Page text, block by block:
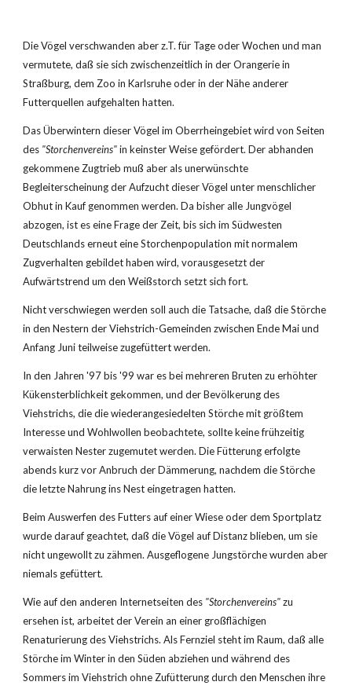
Die Vögel verschwanden aber z.T. für Tage oder Wochen und man
vermutete, daß sie sich zwischenzeitlich in der Orangerie in
Straßburg, dem Zoo in Karlsruhe oder in der Nähe anderer
Futterquellen aufgehalten hatten.
Das Überwintern dieser Vögel im Oberrheingebiet wird von Seiten
des "Storchenvereins" in keinster Weise gefördert. Der abhanden
gekommene Zugtrieb muß aber als unerwünschte
Begleiterscheinung der Aufzucht dieser Vögel unter menschlicher
Obhut in Kauf genommen werden. Da bisher alle Jungvögel
abzogen, ist es eine Frage der Zeit, bis sich im Südwesten
Deutschlands erneut eine Storchenpopulation mit normalem
Zugverhalten gebildet haben wird, vorausgesetzt der
Aufwärtstrend um den Weißstorch setzt sich fort.
Nicht verschwiegen werden soll auch die Tatsache, daß die Störche
in den Nestern der Viehstrich-Gemeinden zwischen Ende Mai und
Anfang Juni teilweise zugefüttert werden.
In den Jahren '97 bis '99 war es bei mehreren Bruten zu erhöhter
Kükensterblichkeit gekommen, und der Bevölkerung des
Viehstrichs, die die wiederangesiedelten Störche mit größtem
Interesse und Wohlwollen beobachtete, sollte keine frühzeitig
verwaisten Nester zugemutet werden. Die Fütterung erfolgte
abends kurz vor Anbruch der Dämmerung, nachdem die Störche
die letzte Nahrung ins Nest eingetragen hatten.
Beim Auswerfen des Futters auf einer Wiese oder dem Sportplatz
wurde darauf geachtet, daß die Vögel auf Distanz blieben, um sie
nicht ungewollt zu zähmen. Ausgeflogene Jungstörche wurden aber
niemals gefüttert.
Wie auf den anderen Internetseiten des "Storchenvereins" zu
ersehen ist, arbeitet der Verein an einer großflächigen
Renaturierung des Viehstrichs. Als Fernziel steht im Raum, daß alle
Störche im Winter in den Süden abziehen und während des
Sommers im Viehstrich ohne Zufütterung durch den Menschen ihre